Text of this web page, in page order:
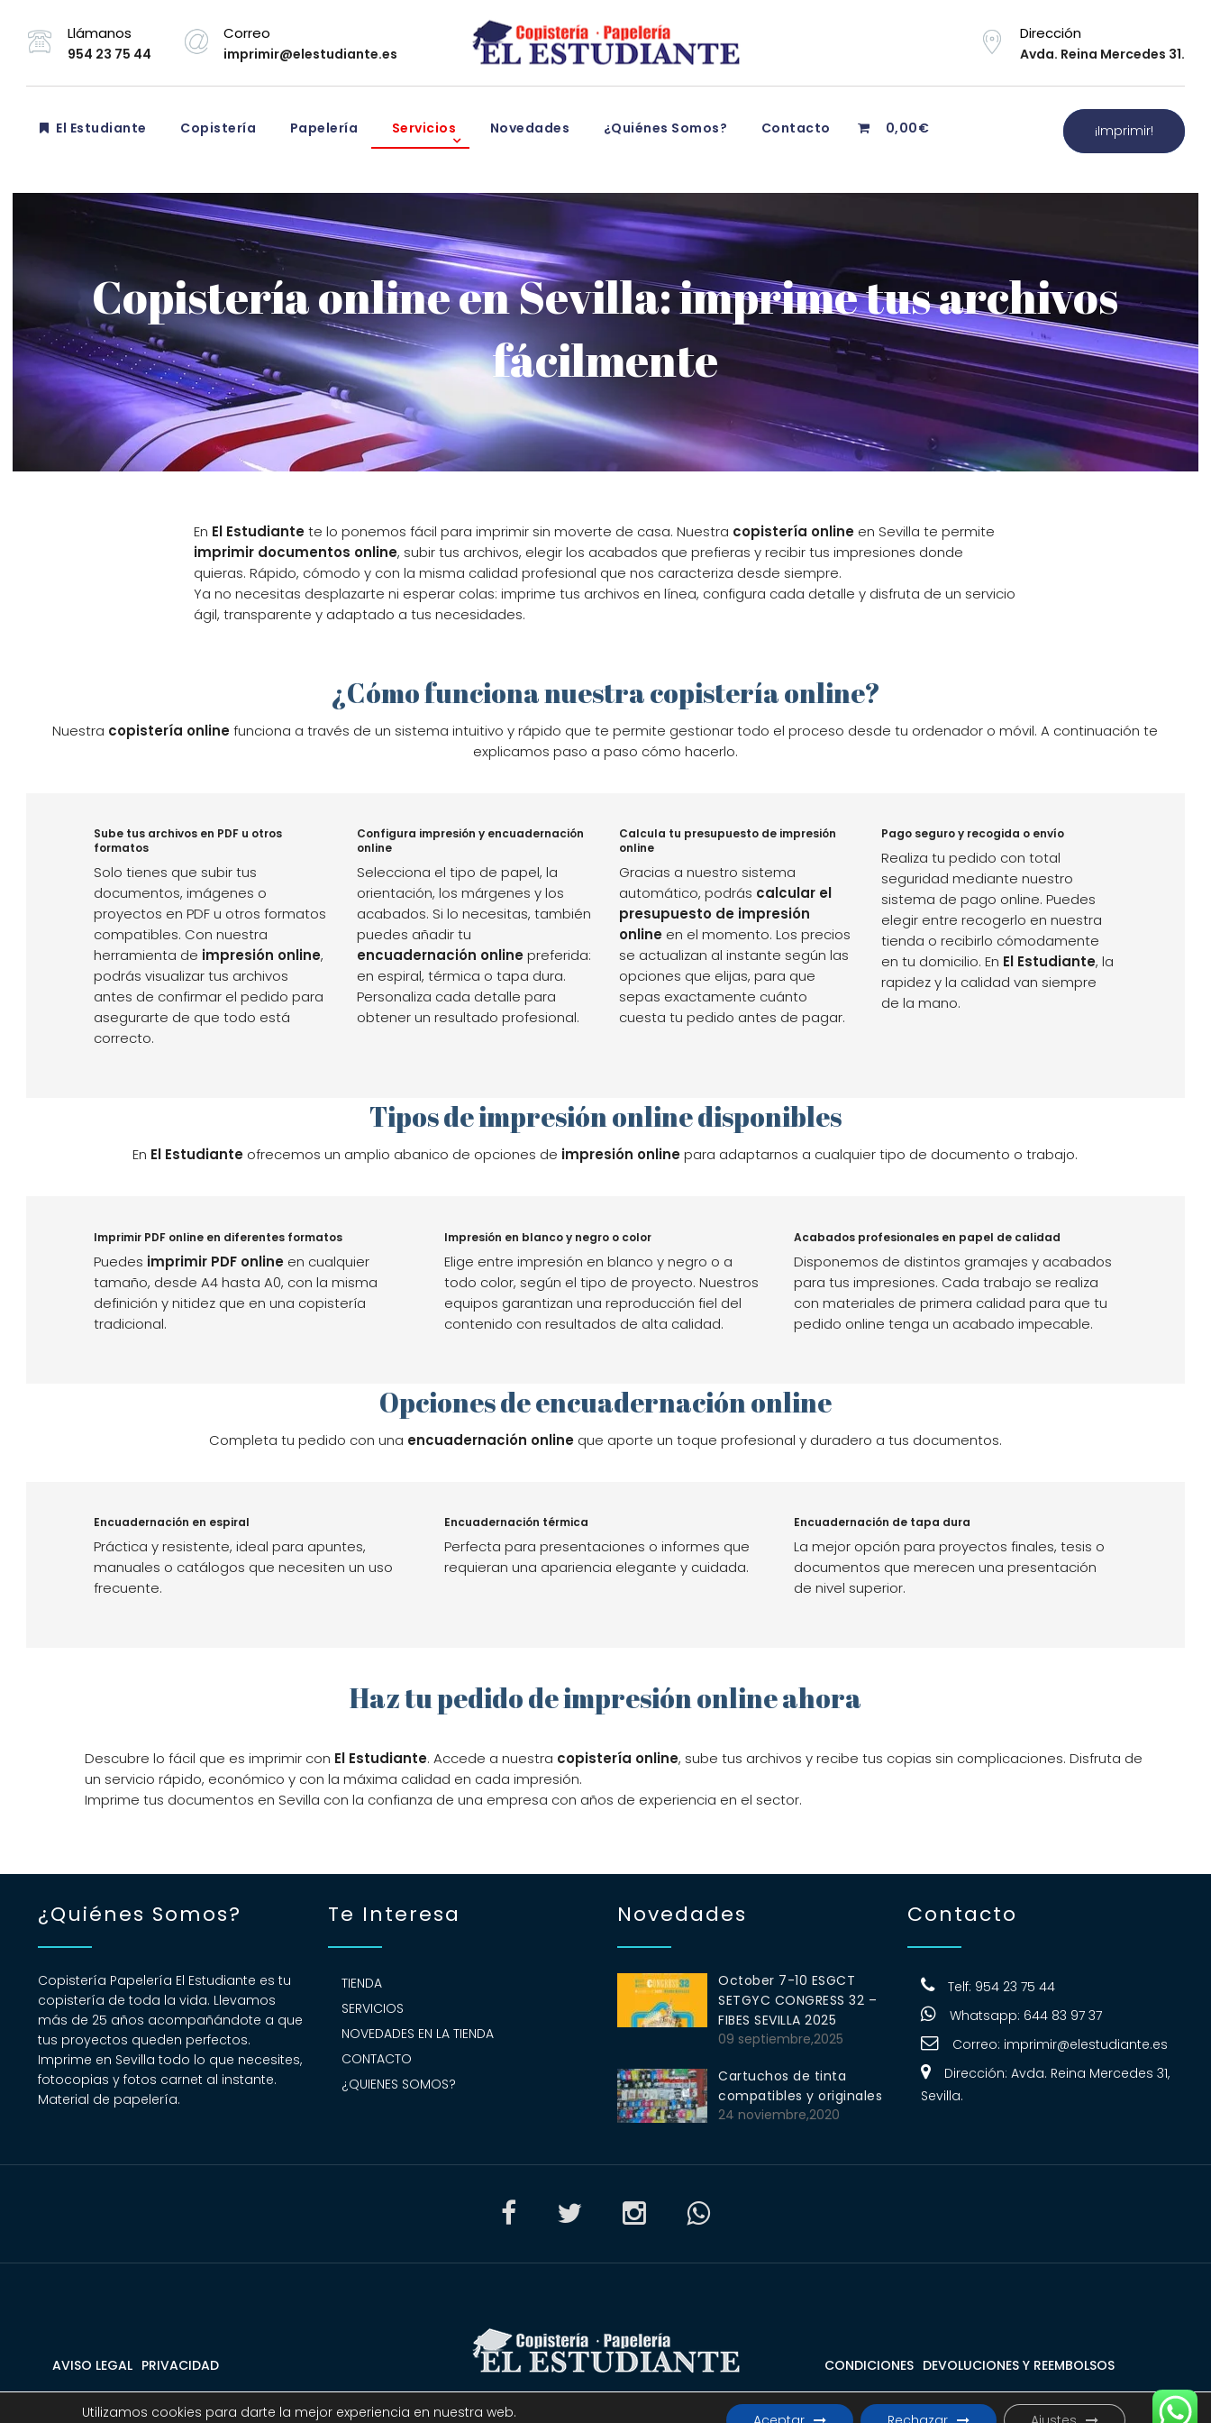
Llámanos
954 23 75 44
Correo
imprimir@elestudiante.es
Dirección
Avda. Reina Mercedes 31.
El Estudiante Copistería Papelería Servicios Novedades ¿Quiénes Somos? Contacto 0,00€ ¡Imprimir!
Copistería online en Sevilla: imprime tus archivos
fácilmente
En El Estudiantete lo ponemos fácil para imprimir sin moverte de casa. Nuestra copistería online en Sevilla te permite
imprimir documentos online, subir tus archivos, elegir los acabados que prefieras y recibir tus impresiones donde
quieras. Rápido, cómodo y con la misma calidad profesional que nos caracteriza desde siempre.
Ya no necesitas desplazarte ni esperar colas: imprime tus archivos en línea, configura cada detalle y disfruta de un servicio
ágil, transparente y adaptado a tus necesidades.
¿Cómo funciona nuestra copistería online?
Nuestra copistería onlinefunciona a través de un sistema intuitivo y rápido que te permite gestionar todo el proceso desde tu ordenador o móvil. A continuación te
explicamos paso a paso cómo hacerlo.
Sube tus archivos en PDF u otros
formatos
Solo tienes que subir tus
documentos, imágenes o
proyectos en PDF u otros formatos
compatibles. Con nuestra
herramienta de impresión online,
podrás visualizar tus archivos
antes de confirmar el pedido para
asegurarte de que todo está
correcto.
Configura impresión y encuadernación
online
Selecciona el tipo de papel, la
orientación, los márgenes y los
acabados. Si lo necesitas, también
puedes añadir tu
encuadernación onlinepreferida:
en espiral, térmica o tapa dura.
Personaliza cada detalle para
obtener un resultado profesional.
Calcula tu presupuesto de impresión
online
Gracias a nuestro sistema
automático, podrás calcular el
presupuesto de impresión
onlineen el momento. Los precios
se actualizan al instante según las
opciones que elijas, para que
sepas exactamente cuánto
cuesta tu pedido antes de pagar.
Pago seguro y recogida o envío
Realiza tu pedido con total
seguridad mediante nuestro
sistema de pago online. Puedes
elegir entre recogerlo en nuestra
tienda o recibirlo cómodamente
en tu domicilio. En El Estudiante, la
rapidez y la calidad van siempre
de la mano.
Tipos de impresión online disponibles
En El Estudiante ofrecemos un amplio abanico de opciones de impresión onlinepara adaptarnos a cualquier tipo de documento o trabajo.
Imprimir PDF online en diferentes formatos
Puedes imprimir PDF online en cualquier
tamaño, desde A4 hasta A0, con la misma
definición y nitidez que en una copistería
tradicional.
Impresión en blanco y negro o color
Elige entre impresión en blanco y negro o a
todo color, según el tipo de proyecto. Nuestros
equipos garantizan una reproducción fiel del
contenido con resultados de alta calidad.
Acabados profesionales en papel de calidad
Disponemos de distintos gramajes y acabados
para tus impresiones. Cada trabajo se realiza
con materiales de primera calidad para que tu
pedido online tenga un acabado impecable.
Opciones de encuadernación online
Completa tu pedido con una encuadernación onlineque aporte un toque profesional y duradero a tus documentos.
Encuadernación en espiral
Práctica y resistente, ideal para apuntes,
manuales o catálogos que necesiten un uso
frecuente.
Encuadernación térmica
Perfecta para presentaciones o informes que
requieran una apariencia elegante y cuidada.
Encuadernación de tapa dura
La mejor opción para proyectos finales, tesis o
documentos que merecen una presentación
de nivel superior.
Haz tu pedido de impresión online ahora
Descubre lo fácil que es imprimir con El Estudiante. Accede a nuestra copistería online, sube tus archivos y recibe tus copias sin complicaciones. Disfruta de
un servicio rápido, económico y con la máxima calidad en cada impresión.
Imprime tus documentos en Sevilla con la confianza de una empresa con años de experiencia en el sector.
¿Quiénes Somos?
Copistería Papelería El Estudiante es tu
copistería de toda la vida. Llevamos
más de 25 años acompañándote a que
tus proyectos queden perfectos.
Imprime en Sevilla todo lo que necesites,
fotocopias y fotos carnet al instante.
Material de papelería.
Te Interesa
TIENDA
SERVICIOS
NOVEDADES EN LA TIENDA
CONTACTO
¿QUIENES SOMOS?
Novedades
October 7-10 ESGCT
SETGYC CONGRESS 32 –
FIBES SEVILLA 2025
09 septiembre,2025
Cartuchos de tinta
compatibles y originales
24 noviembre,2020
Contacto
Telf: 954 23 75 44
Whatsapp: 644 83 97 37
Correo: imprimir@elestudiante.es
Dirección: Avda. Reina Mercedes 31,
Sevilla.
AVISO LEGAL PRIVACIDAD CONDICIONES DEVOLUCIONES Y REEMBOLSOS
© 2020 Copistería Papelería El estudiante | Todos los derechos reservados.
Utilizamos cookies para darte la mejor experiencia en nuestra web.